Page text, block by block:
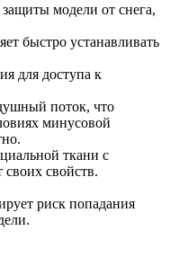
модели от снега,
быстро устанавливать
для доступа к
поток, что
минусовой
ткани с
своих свойств.
риск попадания